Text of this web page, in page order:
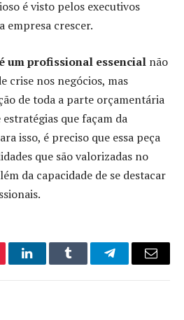
é visto pelos executivos
empresa crescer.
um profissional essencial não
crise nos negócios, mas
de toda a parte orçamentária
que façam da
isso, é preciso que essa peça
que são valorizadas no
da capacidade de se destacar
LinkedInTumblr TelegramEmail